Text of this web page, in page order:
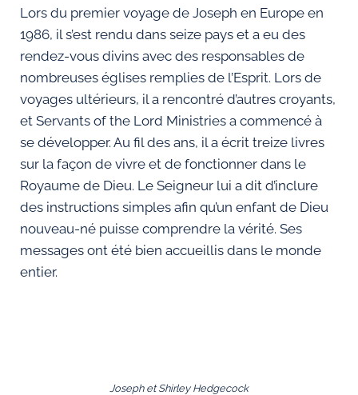
Lors du premier voyage de Joseph en Europe en
1986, il s’est rendu dans seize pays et a eu des
rendez-vous divins avec des responsables de
nombreuses églises remplies de l’Esprit. Lors de
voyages ultérieurs, il a rencontré d’autres croyants,
et Servants of the Lord Ministries a commencé à
se développer. Au fil des ans, il a écrit treize livres
sur la façon de vivre et de fonctionner dans le
Royaume de Dieu. Le Seigneur lui a dit d’inclure
des instructions simples afin qu’un enfant de Dieu
nouveau-né puisse comprendre la vérité. Ses
messages ont été bien accueillis dans le monde
entier.
Joseph et Shirley Hedgecock